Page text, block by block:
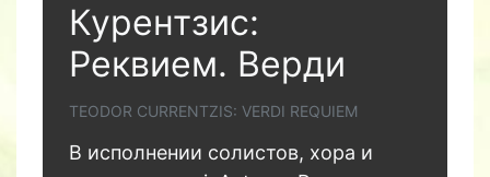
Курентзис:
Реквием. Верди
TEODOR CURRENTZIS: VERDI REQUIEM
В исполнении солистов, хора и